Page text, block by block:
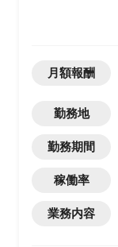
月額報酬
勤務地
勤務期間
稼働率
業務内容